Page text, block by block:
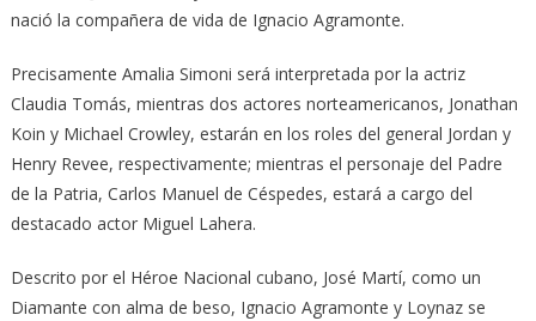
nació la compañera de vida de Ignacio Agramonte.
Precisamente Amalia Simoni será interpretada por la actriz
Claudia Tomás, mientras dos actores norteamericanos, Jonathan
Koin y Michael Crowley, estarán en los roles del general Jordan y
Henry Revee, respectivamente; mientras el personaje del Padre
de la Patria, Carlos Manuel de Céspedes, estará a cargo del
destacado actor Miguel Lahera.
Descrito por el Héroe Nacional cubano, José Martí, como un
Diamante con alma de beso, Ignacio Agramonte y Loynaz se